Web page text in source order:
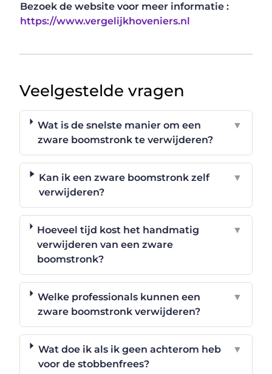
Bezoek de website voor meer informatie :
https://www.vergelijkhoveniers.nl
Veelgestelde vragen
Wat is de snelste manier om een
zware boomstronk te verwijderen?
▼
Kan ik een zware boomstronk zelf
verwijderen?
▼
Hoeveel tijd kost het handmatig
verwijderen van een zware
boomstronk?
▼
Welke professionals kunnen een
zware boomstronk verwijderen?
▼
Wat doe ik als ik geen achterom heb
voor de stobbenfrees?
▼